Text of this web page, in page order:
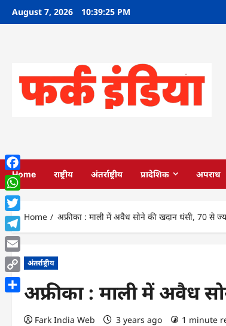
SkipAugust 7, 2026 10:39:26 PM
Home राष्ट्रीय अंतर्राष्ट्रीय प्रादेशिक अपराध
Home अफ्रीका : माली में अवैध सोने की खदान धंसी, 70 से
अंतर्राष्ट्रीय
अफ्रीका : माली में अवैध
Fark India Web 3 years ago 1 minute
Facebook
WhatsApp
Twitter
Telegram
Email
Copy
Link
Share